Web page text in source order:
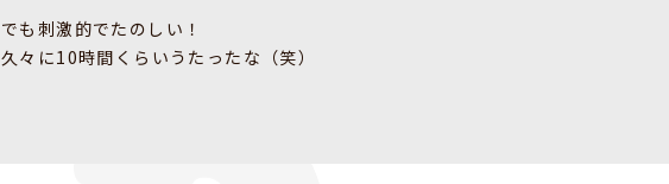
でも刺激的でたのしい！
久々に10時間くらいうたったな（笑）